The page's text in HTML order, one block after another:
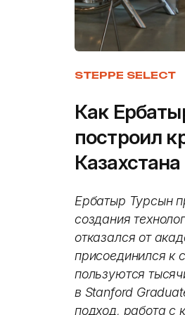
STEPPE SELECT
Как
построил
Ербатыр Турсын
создания
отказался от
присоединился к
пользуются
в Stanford
подход, работа с